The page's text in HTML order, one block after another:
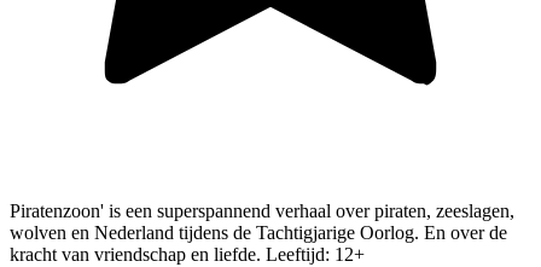
Piratenzoon' is een superspannend verhaal over piraten, zeeslagen,
wolven en Nederland tijdens de Tachtigjarige Oorlog. En over de
kracht van vriendschap en liefde. Leeftijd: 12+